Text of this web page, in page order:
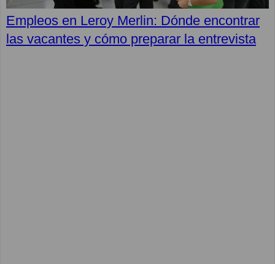
Empleos en Leroy Merlin: Dónde encontrar
las vacantes y cómo preparar la entrevista